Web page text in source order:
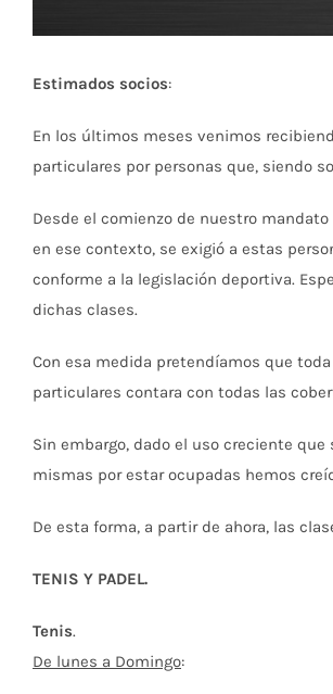
Estimados socios:
En los últimos meses venimos
particulares por personas que, siendo
Desde el comienzo de nuestro
en ese contexto, se exigió a estas
conforme a la legislación deportiva.
dichas clases.
Con esa medida pretendíamos que
particulares contara con todas las
Sin embargo, dado el uso creciente
mismas por estar ocupadas hemos
De esta forma, a partir de ahora, las
TENIS Y PADEL.
Tenis.
De lunes a Domingo: